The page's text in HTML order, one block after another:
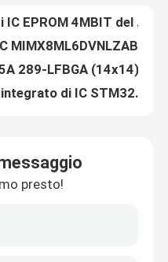
Chip elettronico di AT90CAN128-16AU Chips Integrated Circuit IC
Servizio originale elettronico LQFP64 della lista del chip BOM dei componenti STM32L412RBT6 IC
presto!